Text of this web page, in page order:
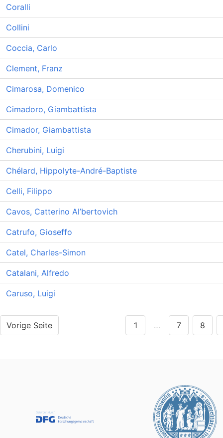
Coralli
Collini
Coccia, Carlo
Clement, Franz
Cimarosa, Domenico
Cimadoro, Giambattista
Cimador, Giambattista
Cherubini, Luigi
Chélard, Hippolyte-André-Baptiste
Celli, Filippo
Cavos, Catterino Al’bertovich
Catrufo, Gioseffo
Catel, Charles-Simon
Catalani, Alfredo
Caruso, Luigi
Vorige Seite 1 … 7 8